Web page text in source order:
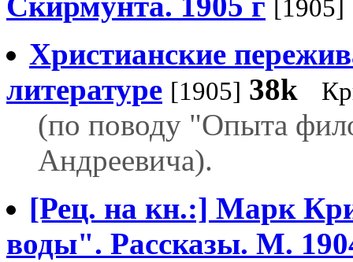
[1905]
Христианские
литературе [1905] 38k
(по поводу "Опыта
Андреевича).
[Рец. на кн.:] Марк
воды". Рассказы. М.